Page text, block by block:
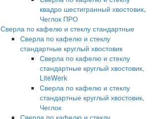
квадро шестигранный хвостовик,
Чеглок ПРО
Сверла по кафелю и стеклу стандартные
Сверла по кафелю и стеклу
стандартные круглый хвостовик
Сверла по кафелю и стеклу
стандартные круглый хвостовик,
LiteWerk
Сверла по кафелю и стеклу
стандартные круглый хвостовик,
Чеглок
Сверла по кафелю и стеклу